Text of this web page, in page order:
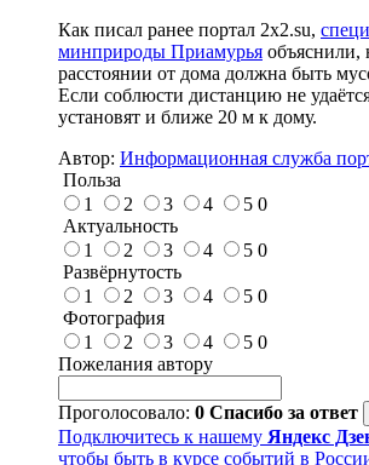
Как писал ранее портал 2х2.su,
минприроды Приамурья объяснили,
расстоянии от дома должна быть
Если соблюсти дистанцию не
установят и ближе 20 м к дому.
Автор: Информационная служба
Польза
1
2 3 4 5 0
Актуальность
1
2 3 4 5 0
Развёрнутость
1
2 3 4 5 0
Фотография
1
2 3 4 5 0
Пожелания автору
Проголосовало: 0 Спасибо за ответ
Подключитесь к нашему Яндекс
чтобы быть в курсе событий в